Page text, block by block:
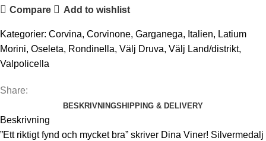
CalleCompare Add to wishlist
Kategorier: Corvina, Corvinone, Garganega, Italien, Latium
Morini, Oseleta, Rondinella, Välj Druva, Välj Land/distrikt,
Valpolicella
Share:
BESKRIVNINGSHIPPING & DELIVERY
Beskrivning
”Ett riktigt fynd och mycket bra” skriver Dina Viner! Silvermedalj